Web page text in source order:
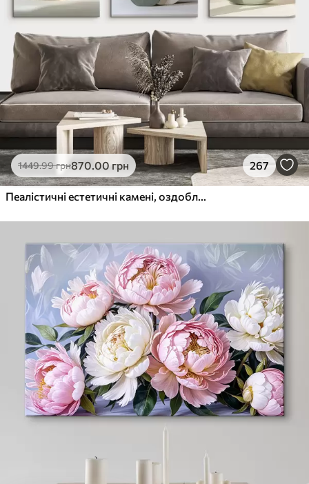
1449.99грн870.00 грн 267
Пеалістичні естетичні камені, оздоблення будинку, природне освітлення